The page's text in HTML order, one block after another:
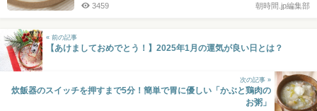
朝時間.jp編集部
3459
« 前の記事
【あけましておめでとう！】2025年1月の運気が良い日とは？
次の記事 »
炊飯器のスイッチを押すまで5分！簡単で胃に優しい「かぶと鶏肉の
お粥」